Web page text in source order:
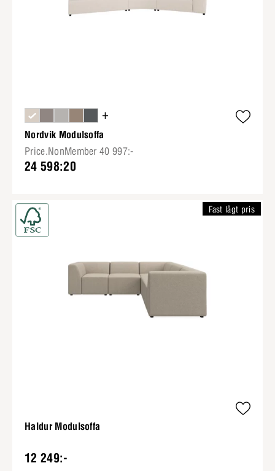
+
Nordvik Modulsoffa
Price.NonMember 40 997:-
24 598:20
Haldur Modulsoffa
12 249:-
Fast lågt pris